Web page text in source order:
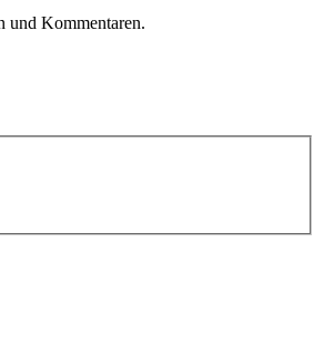
und Kommentaren.